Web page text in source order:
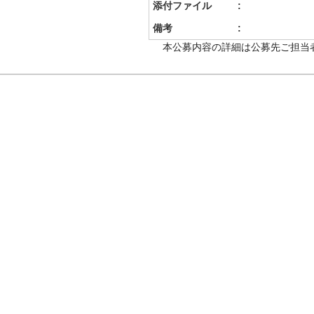
添付ファイル
備考
本公募内容の詳細は公募先ご担当